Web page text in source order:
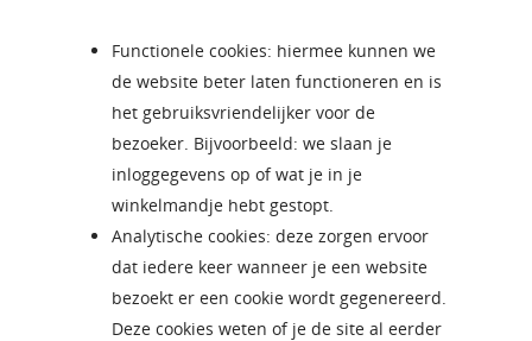
Functionele cookies: hiermee kunnen we
de website beter laten functioneren en is
het gebruiksvriendelijker voor de
bezoeker. Bijvoorbeeld: we slaan je
inloggegevens op of wat je in je
winkelmandje hebt gestopt.
Analytische cookies: deze zorgen ervoor
dat iedere keer wanneer je een website
bezoekt er een cookie wordt gegenereerd.
Deze cookies weten of je de site al eerder